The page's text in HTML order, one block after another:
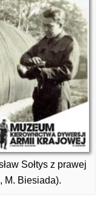
Sołtys z prawej
M. Biesiada).